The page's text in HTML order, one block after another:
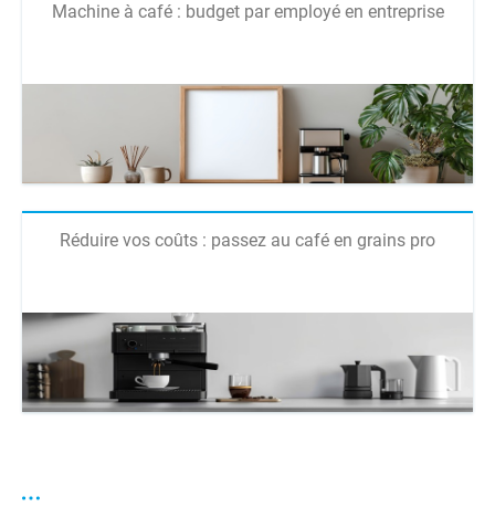
Machine à café : budget par employé en entreprise
Réduire vos coûts : passez au café en grains pro